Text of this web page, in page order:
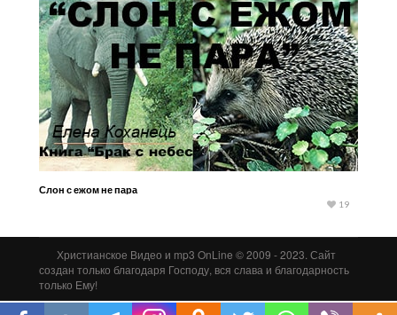
Слон с ежом не пара
19
Христианское Видео и mp3 OnLine © 2009 - 2023. Сайт
создан только благодаря Господу, вся слава и благодарность
только Ему!